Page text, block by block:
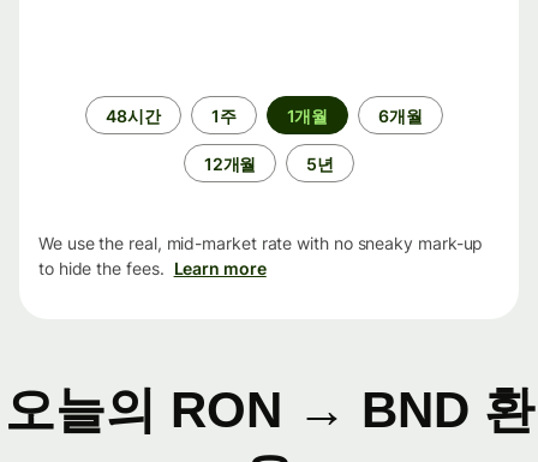
48시간 1주 1개월 6개월
12개월 5년
We use the real, mid-market rate with no sneaky mark-up
to hide the fees. Learn more
오늘의 RON → BND 환